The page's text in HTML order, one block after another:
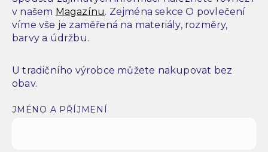
v našem Magazínu. Zejména sekce O povlečení
víme vše je zaměřená na materiály, rozměry,
barvy a údržbu.
U tradičního výrobce můžete nakupovat bez
obav.
JMÉNO A PŘÍJMENÍ